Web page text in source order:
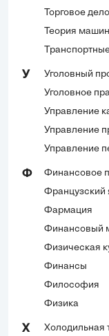
Торговое дело
Теория
У
Уголовный
Уголовное
Управление
Управление
Управление
Ф
Финансовое
Французский
Фармация
Финансовый
Физическая
Финансы
Философия
Физика
Х
Холодильная